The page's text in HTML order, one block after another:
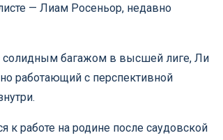
— Лиам Росеньор, недавно
багажом в высшей лиге, Ли
работающий с перспективной
к работе на родине после саудовской